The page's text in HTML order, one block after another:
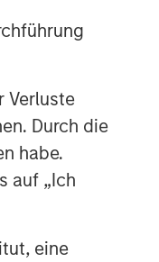
Verluste
Durch die
habe.
auf „Ich
eine